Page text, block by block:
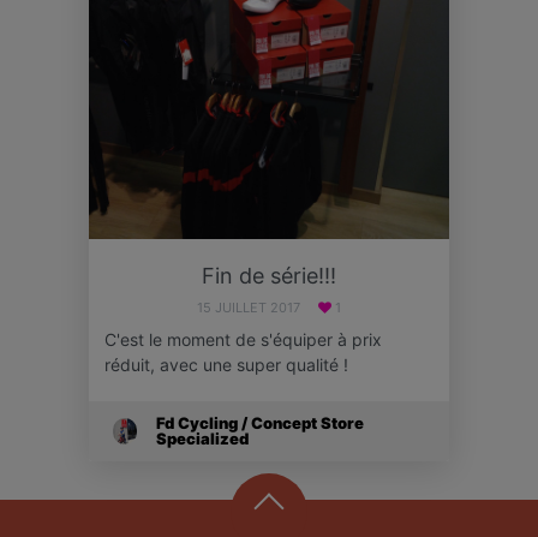
Fin de série!!!
15 JUILLET 2017 1
C'est le moment de s'équiper à prix
réduit, avec une super qualité !
Fd Cycling / Concept Store
Specialized